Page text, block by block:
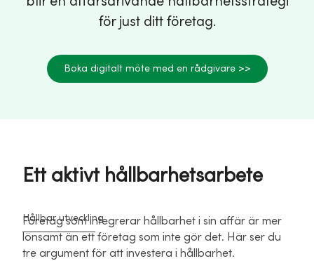
för just ditt företag.
Boka digitalt möte med en rådgivare >>
Ett aktivt hållbarhetsarbete
Hållbar utveckling
Företag som integrerar hållbarhet i sin affär är mer
lönsamt än ett företag som inte gör det. Här ser du
tre argument för att investera i hållbarhet.